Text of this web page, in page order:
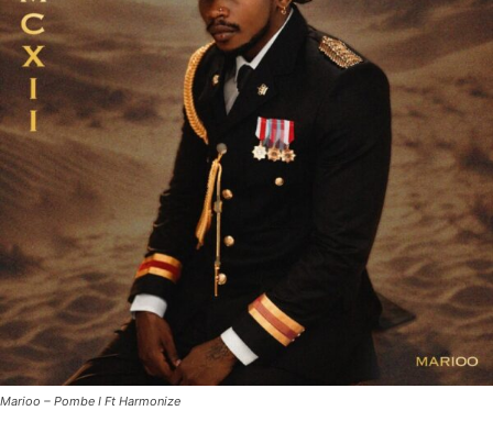
Marioo – Pombe I Ft Harmonize